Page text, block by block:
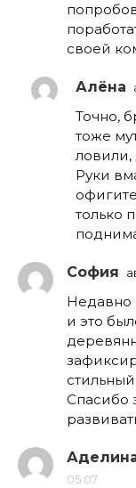
своей
Алёна
Точно,
тоже
ловили,
Руки
только
София
Недавно
и это
Спасибо
05:07